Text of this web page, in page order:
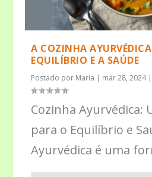
A COZINHA
EQUILÍBRIO E A SAÚDE
Postado por Maria | mar 28, 2024|
Cozinha Ayurvédica:
para o Equilíbrio e
Ayurvédica é uma